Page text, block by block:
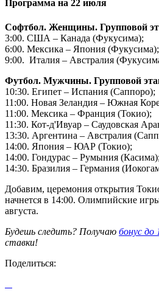
Программа на 22 июля
Софтбол. Женщины. Групповой
3:00. США – Канада (Фукусима);
6:00. Мексика – Япония (Фукусима);
9:00. Италия – Австралия
Футбол. Мужчины. Групповой
10:30. Египет – Испания (Саппоро);
11:00. Новая Зеландия – Южная
11:00. Мексика – Франция (Токио);
11:30. Кот-д'Ивуар – Саудовская
13:30. Аргентина – Австралия
14:00. Япония – ЮАР (Токио);
14:00. Гондурас – Румыния (Касима);
14:30. Бразилия – Германия
Добавим, церемония открытия
начнется в 14:00. Олимпийские
августа.
Будешь следить? Получаю бонус до
ставки!
Поделиться: